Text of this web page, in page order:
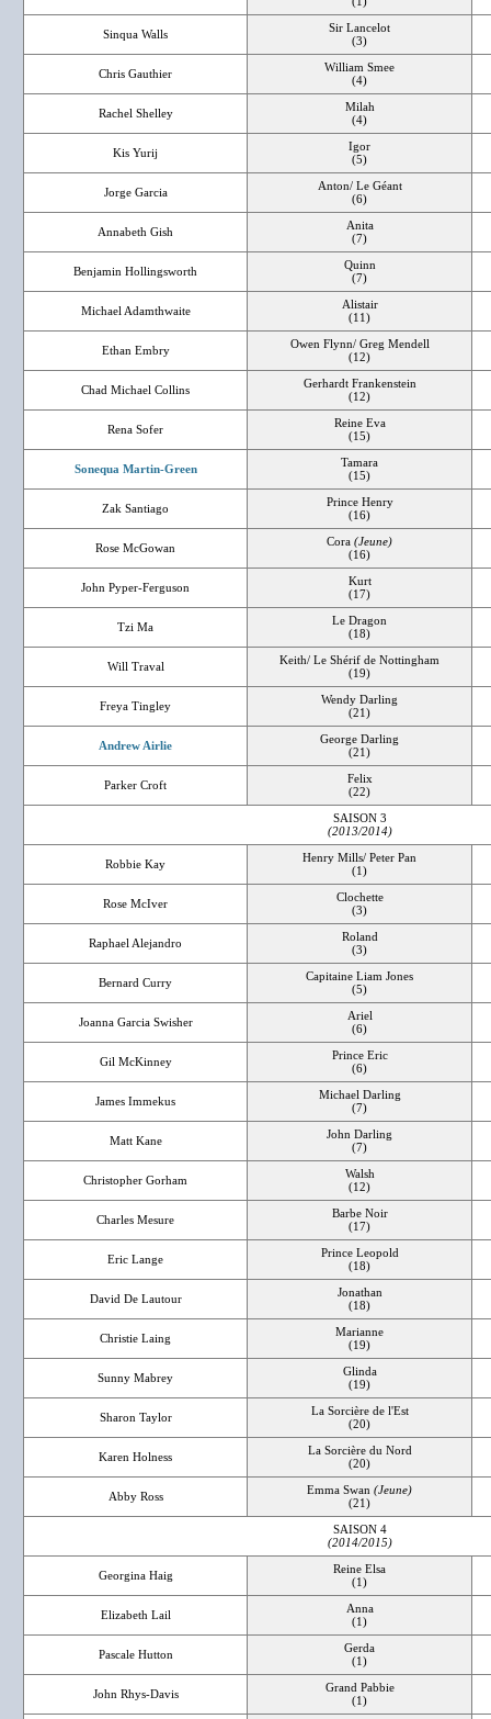
Sinqua Walls
Sir Lancelot
(3)
Chris Gauthier
William Smee
(4)
Rachel Shelley
Milah
(4)
Kis Yurij
Igor
(5)
Jorge Garcia
Anton/ Le Géant
(6)
Annabeth Gish
Anita
(7)
Benjamin Hollingsworth
Quinn
(7)
Michael Adamthwaite
Alistair
(11)
Ethan Embry
Owen Flynn/ Greg Mendell
(12)
Chad Michael Collins
Gerhardt Frankenstein
(12)
Rena Sofer
Reine Eva
(15)
Sonequa Martin-Green
Tamara
(15)
Zak Santiago
Prince Henry
(16)
Rose McGowan Cora (Jeune)
(16)
John Pyper-Ferguson
Kurt
(17)
Tzi Ma
Le Dragon
(18)
Will Traval
Keith/ Le Shérif de Nottingham
(19)
Freya Tingley
Wendy Darling
(21)
Andrew Airlie
George Darling
(21)
Parker Croft
Felix
(22)
SAISON 3
(2013/2014)
Robbie Kay
Henry Mills/ Peter Pan
(1)
Rose McIver
Clochette
(3)
Raphael Alejandro
Roland
(3)
Bernard Curry
Capitaine Liam Jones
(5)
Joanna Garcia Swisher
Ariel
(6)
Gil McKinney
Prince Eric
(6)
James Immekus
Michael Darling
(7)
Matt Kane
John Darling
(7)
Christopher Gorham
Walsh
(12)
Charles Mesure
Barbe Noir
(17)
Eric Lange
Prince Leopold
(18)
David De Lautour
Jonathan
(18)
Christie Laing
Marianne
(19)
Sunny Mabrey
Glinda
(19)
Sharon Taylor
La Sorcière de l'Est
(20)
Karen Holness
La Sorcière du Nord
(20)
Abby Ross Emma Swan (Jeune)
(21)
SAISON 4
(2014/2015)
Georgina Haig
Reine Elsa
(1)
Elizabeth Lail
Anna
(1)
Pascale Hutton
Gerda
(1)
John Rhys-Davis
Grand Pabbie
(1)